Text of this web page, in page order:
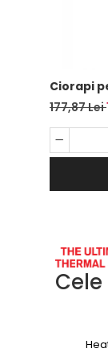
Ciorapi
177,87 Lei